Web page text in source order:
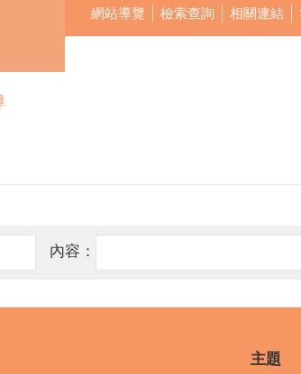
網站導覽 檢索查詢 相關連結
內容：
主題